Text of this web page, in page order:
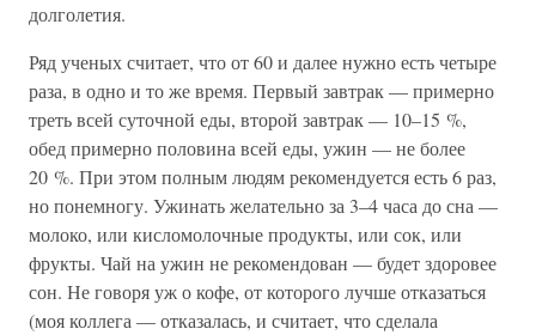
долголетия.
Ряд ученых считает, что от 60 и далее нужно есть четыре
раза, в одно и то же время. Первый завтрак — примерно
треть всей суточной еды, второй завтрак — 10–15 %,
обед примерно половина всей еды, ужин — не более
20 %. При этом полным людям рекомендуется есть 6 раз,
но понемногу. Ужинать желательно за 3–4 часа до сна —
молоко, или кисломолочные продукты, или сок, или
фрукты. Чай на ужин не рекомендован — будет здоровее
сон. Не говоря уж о кофе, от которого лучше отказаться
(моя коллега — отказалась, и считает, что сделала